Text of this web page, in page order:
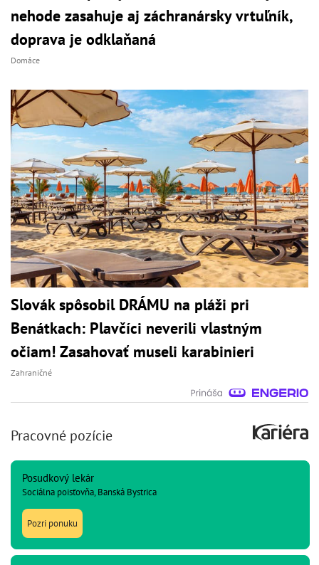
nehode zasahuje aj záchranársky vrtuľník,
doprava je odklaňaná
Domáce
Slovák spôsobil DRÁMU na pláži pri
Benátkach: Plavčíci neverili vlastným
očiam! Zasahovať museli karabinieri
Zahraničné
Pracovné pozície
Posudkový lekár
Sociálna poisťovňa, Banská Bystrica
Pozri ponuku